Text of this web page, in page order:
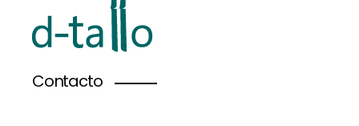
Contacto